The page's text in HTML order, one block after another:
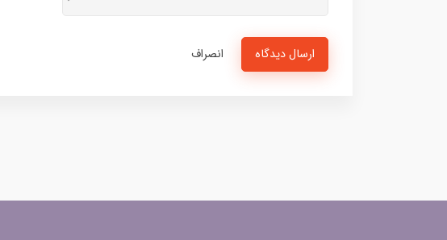
ارسال دیدگاه انصراف